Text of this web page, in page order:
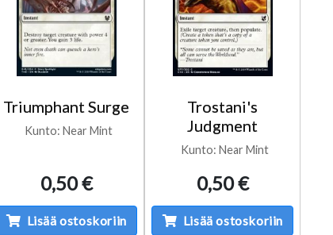
Triumphant Surge
Kunto: Near Mint
0,50 €
Lisää ostoskoriin
Trostani's
Judgment
Kunto: Near Mint
0,50 €
Lisää ostoskoriin